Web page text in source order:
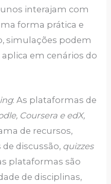
interajam com
forma prática e
simulações podem
em cenários do
: As plataformas de
Coursera e edX,
de recursos,
discussão, quizzes
plataformas são
de disciplinas,